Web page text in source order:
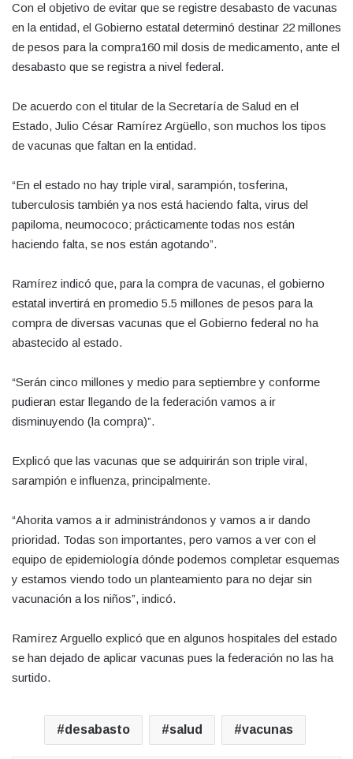
Con el objetivo de evitar que se registre desabasto de vacunas
en la entidad, el Gobierno estatal determinó destinar 22 millones
de pesos para la compra160 mil dosis de medicamento, ante el
desabasto que se registra a nivel federal.
De acuerdo con el titular de la Secretaría de Salud en el
Estado, Julio César Ramírez Argüello, son muchos los tipos
de vacunas que faltan en la entidad.
“En el estado no hay triple viral, sarampión, tosferina,
tuberculosis también ya nos está haciendo falta, virus del
papiloma, neumococo; prácticamente todas nos están
haciendo falta, se nos están agotando”.
Ramírez indicó que, para la compra de vacunas, el gobierno
estatal invertirá en promedio 5.5 millones de pesos para la
compra de diversas vacunas que el Gobierno federal no ha
abastecido al estado.
“Serán cinco millones y medio para septiembre y conforme
pudieran estar llegando de la federación vamos a ir
disminuyendo (la compra)”.
Explicó que las vacunas que se adquirirán son triple viral,
sarampión e influenza, principalmente.
“Ahorita vamos a ir administrándonos y vamos a ir dando
prioridad. Todas son importantes, pero vamos a ver con el
equipo de epidemiología dónde podemos completar esquemas
y estamos viendo todo un planteamiento para no dejar sin
vacunación a los niños”, indicó.
Ramírez Arguello explicó que en algunos hospitales del estado
se han dejado de aplicar vacunas pues la federación no las ha
surtido.
desabasto salud vacunas